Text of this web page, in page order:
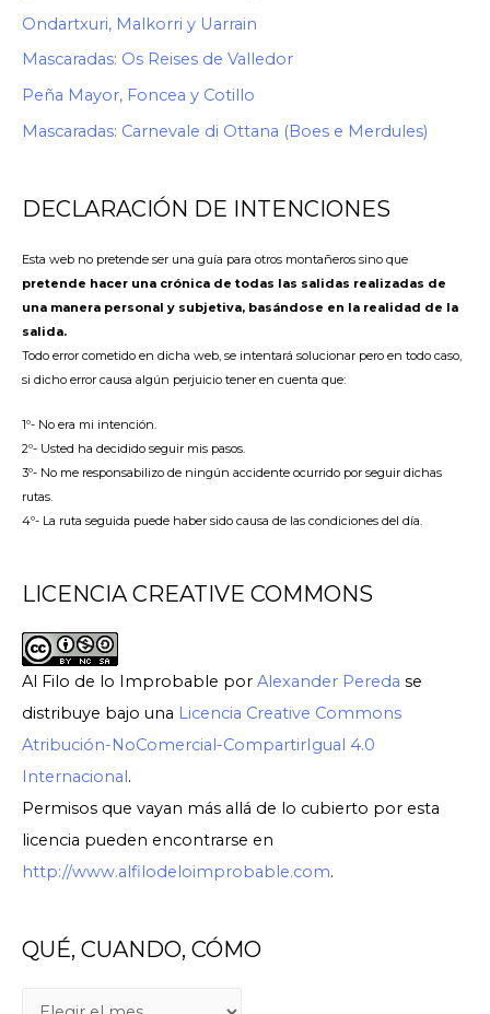
Ondartxuri, Malkorri y Uarrain
Mascaradas: Os Reises de Valledor
Peña Mayor, Foncea y Cotillo
Mascaradas: Carnevale di Ottana (Boes e Merdules)
DECLARACIÓN DE INTENCIONES
Esta web no pretende ser una guía para otros montañeros sino que
pretende hacer una crónica de todas las salidas realizadas de
una manera personal y subjetiva, basándose en la realidad de la
salida.
Todo error cometido en dicha web, se intentará solucionar pero en todo caso,
si dicho error causa algún perjuicio tener en cuenta que:
1º- No era mi intención.
2º- Usted ha decidido seguir mis pasos.
3º- No me responsabilizo de ningún accidente ocurrido por seguir dichas
rutas.
4º- La ruta seguida puede haber sido causa de las condiciones del día.
LICENCIA CREATIVE COMMONS
Al Filo de lo Improbable por Alexander Pereda se
distribuye bajo una Licencia Creative Commons
Atribución-NoComercial-CompartirIgual 4.0
Internacional.
Permisos que vayan más allá de lo cubierto por esta
licencia pueden encontrarse en
http://www.alfilodeloimprobable.com.
QUÉ, CUANDO, CÓMO